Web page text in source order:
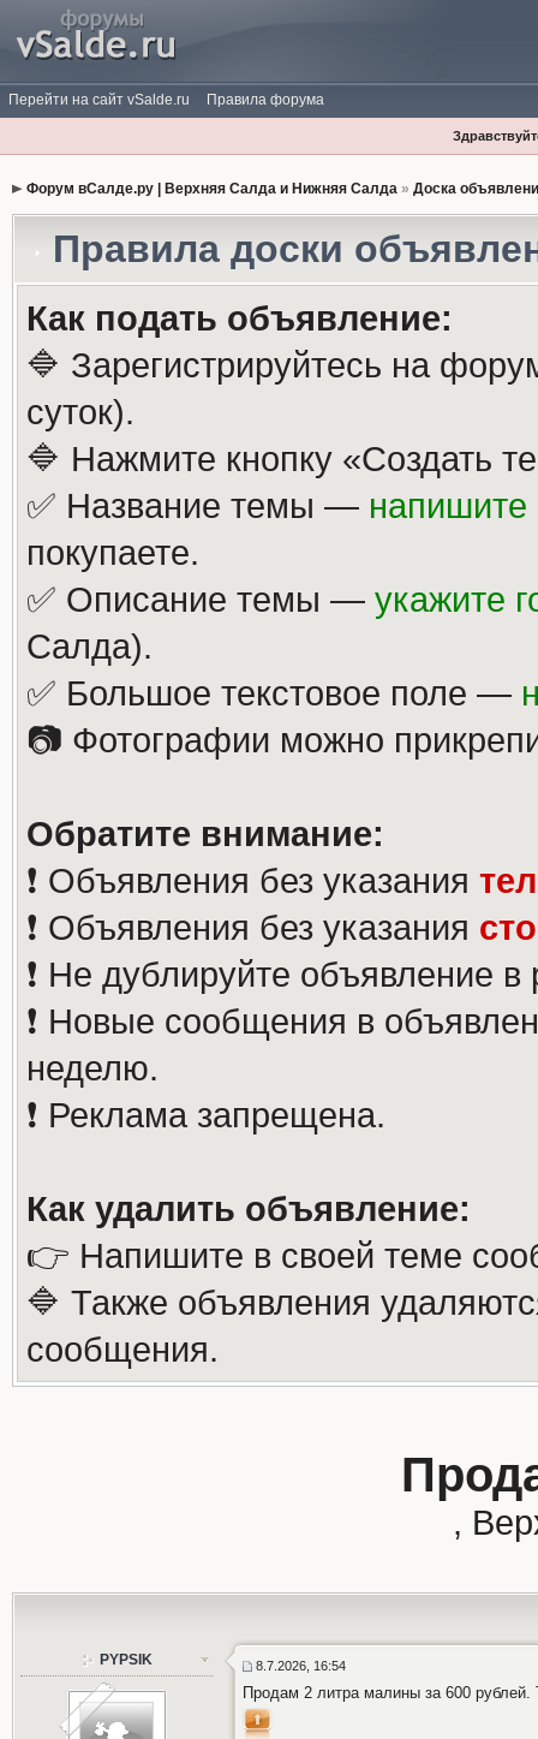
Перейти на сайт vSalde.ru Правила форума
Форум вСалде.ру | Верхняя Салда и Нижняя Салда» Доска
Правила доски
Как подать объявление:
🔷 Зарегистрируйтесь на
суток).
🔷 Нажмите кнопку «Создать
✅ Название темы — напишите
покупаете.
✅ Описание темы — укажите
Салда).
✅ Большое текстовое поле —
📷 Фотографии можно
Обратите внимание:
❗️ Объявления без указания
❗️ Объявления без указания
❗️ Не дублируйте объявление
❗️ Новые сообщения в
неделю.
❗️ Реклама запрещена.
Как удалить объявление:
👉 Напишите в своей теме
🔷 Также объявления
сообщения.
,
PYPSIK 8.7.2026, 16:54
Продам 2 литра малины за 600 рублей.